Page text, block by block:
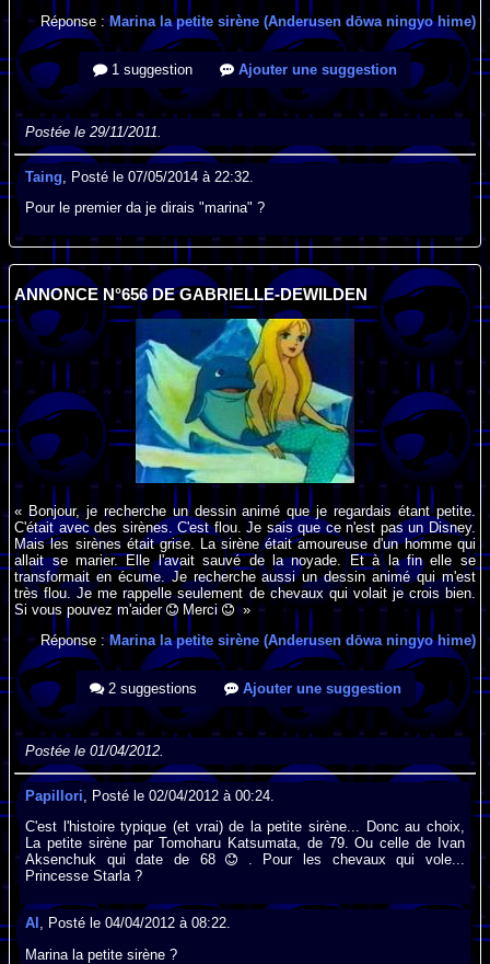
Réponse :Marina la petite sirène (Anderusen dōwa ningyo hime)
1 suggestion Ajouter une suggestion
Postée le 29/11/2011.
Taing , Posté le 07/05/2014 à 22:32.
Pour le premier da je dirais "marina" ?
ANNONCE N°656 DE GABRIELLE-DEWILDEN
« Bonjour, je recherche un dessin animé que je regardais étant petite.
C'était avec des sirènes. C'est flou. Je sais que ce n'est pas un Disney.
Mais les sirènes était grise. La sirène était amoureuse d'un homme qui
allait se marier. Elle l'avait sauvé de la noyade. Et à la fin elle se
transformait en écume. Je recherche aussi un dessin animé qui m'est
très flou. Je me rappelle seulement de chevaux qui volait je crois bien.
Si vous pouvez m'aider
Merci
»
Réponse :Marina la petite sirène (Anderusen dōwa ningyo hime)
2 suggestions Ajouter une suggestion
Postée le 01/04/2012.
Papillori , Posté le 02/04/2012 à 00:24.
C'est l'histoire typique (et vrai) de la petite sirène... Donc au choix,
La petite sirène par Tomoharu Katsumata, de 79. Ou celle de Ivan
Aksenchuk qui date de 68
. Pour les chevaux qui vole...
Princesse Starla ?
Al , Posté le 04/04/2012 à 08:22.
Marina la petite sirène ?